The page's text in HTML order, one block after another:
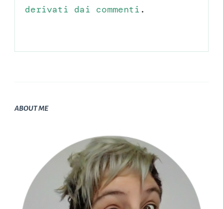
derivati dai commenti .
ABOUT ME